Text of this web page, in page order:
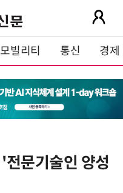
모빌리티 통신 경제
문기술인 양성